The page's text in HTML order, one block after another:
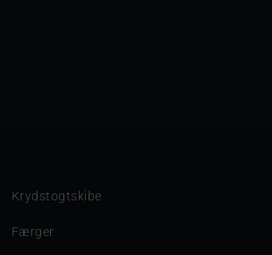
Krydstogtskibe
Færger